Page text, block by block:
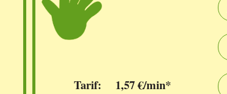
Tarif: 1,57 €/min*